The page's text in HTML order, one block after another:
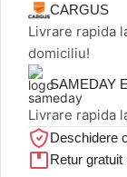
CARGUS
Livrare rapida
domiciliu!
SAMEDAY
Livrare rapida
Deschidere
Retur gratuit